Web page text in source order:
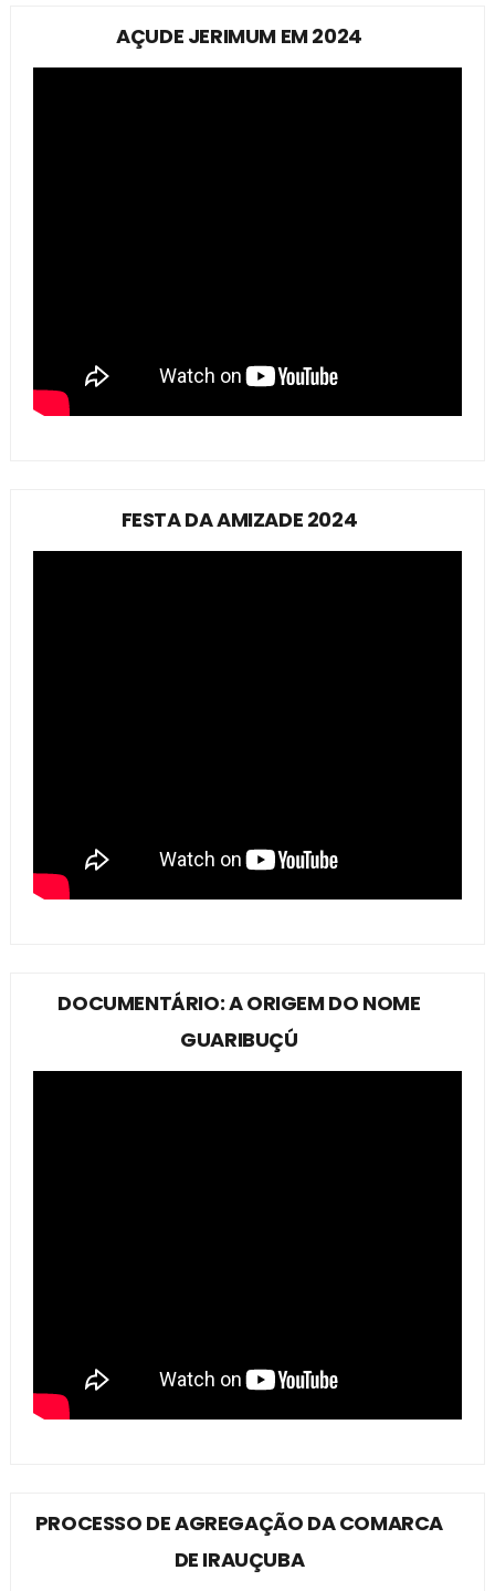
AÇUDE JERIMUM EM 2024
FESTA DA AMIZADE 2024
DOCUMENTÁRIO: A ORIGEM DO NOME
GUARIBUÇÚ
PROCESSO DE AGREGAÇÃO DA COMARCA
DE IRAUÇUBA